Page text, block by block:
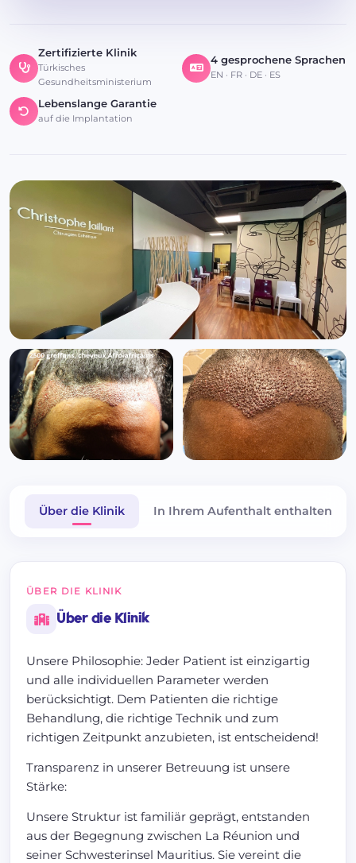
Zertifizierte Klinik
Türkisches
Gesundheitsministerium
4 gesprochene Sprachen
EN · FR · DE · ES
Lebenslange Garantie
auf die Implantation
Über die Klinik In Ihrem Aufenthalt enthalten
ÜBER DIE KLINIK
Über die Klinik
Unsere Philosophie: Jeder Patient ist einzigartig
und alle individuellen Parameter werden
berücksichtigt. Dem Patienten die richtige
Behandlung, die richtige Technik und zum
richtigen Zeitpunkt anzubieten, ist entscheidend!
Transparenz in unserer Betreuung ist unsere
Stärke:
Unsere Struktur ist familiär geprägt, entstanden
aus der Begegnung zwischen La Réunion und
seiner Schwesterinsel Mauritius. Sie vereint die